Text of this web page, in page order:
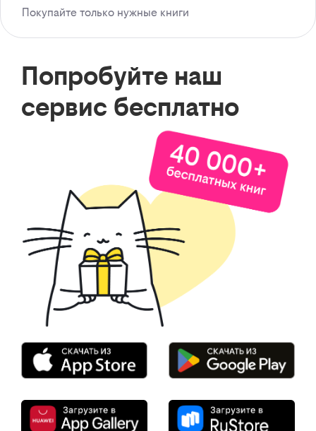
Покупайте только нужные книги
Попробуйте наш
сервис бесплатно